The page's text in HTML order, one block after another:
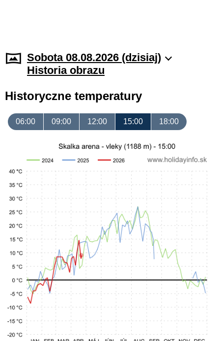
Sobota 08.08.2026 (dzisiaj)
Historia obrazu
Historyczne temperatury
06:00 09:00 12:00 15:00 18:00